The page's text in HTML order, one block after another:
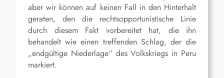
aber wir können auf keinen Fall in den Hinterhalt
geraten, den die rechtsopportunistische Linie
durch diesem Fakt vorbereitet hat, die ihn
behandelt wie einen treffenden Schlag, der die
„endgültige Niederlage“ des Volkskriegs in Peru
markiert.